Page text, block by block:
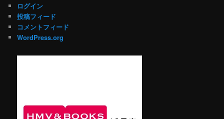
ログイン
投稿フィード
コメントフィード
WordPress.org